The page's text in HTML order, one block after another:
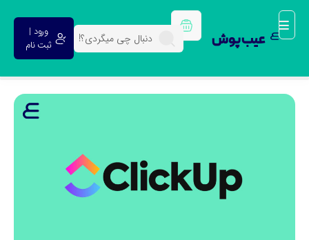
عیب پوش
ورود |
ثبت نام